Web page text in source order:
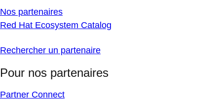
Nos partenaires
Red Hat Ecosystem Catalog
Rechercher un partenaire
Pour nos partenaires
Partner Connect